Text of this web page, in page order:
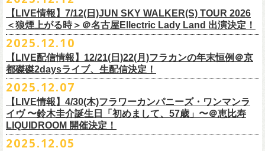
チケット料金：前売¥5,500(税込/ドリンク代別途要/整理番号付)
チケット発売日：2/11(水・祝)
問い合わせ：十三GABU
◎フラカン＆ヨコロコ合同企画「俺たちのザ・ベストテン2026」東京編
【昭和の歌番組を代表する『ザ・ベストテン』のトリビュートLIVE。
数々の昭和歌謡のカヴァーだけの一夜】
日時：5/19(火)開場18:30／開演19:00
会場：東京・荻窪TOP BEAT CLUB
出演：
真城めぐみ(Vo)
ーション岡山
7/5(日)兵庫・神戸クラブ月世界 15:30/16:00 問：清水音泉
7/11(土)岐阜・郡上八幡Club Layla 16:30/17:00 問：クラブレイラ
8/1(土)福岡・門司BRICK HALL 16:30/17:00 問：ブリックホール
8/2(日)福岡・門司BRICK HALL 15:30/16:00 問：ブリックホール
チケット料金：5,500円（税込/整理番号付/ドリンク代別）
※7/4＠倉敷はドリンク代なし、7/19＠東京は全席指定
※高校生以下は当日¥2,000キャッシュバック（
当日年齢を証明できるも
の（学生証、保険証など）のご提示が必要となります）
一般チケット発売日：3月28日(土)
商品詳細：
LIVE Blu-ray+CD『フラカンの日本武道館 Part2 ～超・今が旬～』
内容：Blu-ray+2CD+LIVE PHOTO BOOK(72p） *三方背BOX仕様
価格：¥11,000(税込)
発売日：2026年1月30日
販売場所：フラワーカンパニーズweb shop「ニワトリ堂」
（https://flowercompanyzinc.stores.jp/）、フラワーカンパニーズ ライブ
会場
※完全生産限定盤のため、生産分完売次第販売終了
◎「フラカンの横浜アリーナ -リモートライヴ編- 〜生き続けてる事は最
大のメッセージ！〜」 2020.8.27 横浜アリーナ *無観客配信ライブ
◎「ゾロ目だョ全員集合!〜フラカン33年、野音99年〜」2022.9.23 日比
谷野外大音楽堂
◎ フラワーカンパニーズ「神さまツアー」～年末恒例磔磔2デイズ～ 1
日目 2023.12.13 京都磔磔
◎ フラワーカンパニーズ「神さまツアー」～年末恒例磔磔2デイズ～ 2
日目 2023.12.14 京都磔磔
■U-NEXT問い合わせ：https://help.
◎「WALK INN FES! 2026 IN 桜島」
日付：4月4日(土) ,5日(日) ※日割り発表は後日となります
会場：南栄リース桜島広場(桜島多目的広場野外ステージ)
出演：
ーゲストアーティスト
HEY-SMITH / RHYMESTER / バックドロップシンデレラ / KALMA / 打首
獄門同好会 / 友部正人 / bacho / THE BOYS&GIRLS
/ SOIL&”PIMP”SESSIONS / フラワーカンパニーズ / SIX LOUNGE / THE
FOREVER YOUNG / ENTH / Hump Back / The Birthday (クハラカズユ
キ, ヒライハルキ, フジイケンジ)
3月26日(木)＠KT ZEPP YOKOHAMAで開催される「PON pre WALK
THIS WAY〜12年目でも終わらない青春の歌〜」にフラワーカンパニーズ
の出演が決定しました！
本日よりチケット最速先行受付も開始！
お見逃しなく〜
◎「PON pre WALK THIS WAY〜12年目でも終わらない青春の歌〜」
日時：2026年3月26日(木) 開場17:30 / 開演18:30
会場：KT ZEPP YOKOHAMA
2026年4月18日(土)岩手県二戸市九戸城跡で開催される、結成10周年を迎
えるSaToMansion主催のイベント【南部事変 2026】にフラワーカンパニ
ーズの出演が決定しました！
◎SaToMansion 10th anniversary festival【南部事変 2026】
どうぞお見逃しなく！
◎「フラカンと行くザ50回転ズの故郷巡りツアー！」
日時：2026年4月9日(木) 18:30 OPEN / 19:00 START
会場：大阪・堺ファンダンゴ
出演：フラワーカンパニーズ、ザ50回転ズ
チケット料金：前売り 5,000円(ドリンク代別途)
※整理番号あり
※小学生以上有料、未就学児童入場不可
チケット発売：2026年1月31日(土)午前10時～
イープラス https://eplus.jp/sf/detail/
フラワーカンパニーズが不定期で行なっている２マンライブ企画「シリ
ーズ・人間の爆発」、SCOOBIE Dを迎え、2026年5月に奈良と岐阜での
開催が決定！
2025年もお互いに充実のライブを展開してきた両者によるガチンコ対バ
ン、熱すぎるステージになること必至！
一般チケット発売は3月8日。
どうぞお見逃しなく！
◎フラワーカンパニーズpresents『シリーズ・
日時：5月30日(土) 開場 16:30 / 開演 17:00
ぜひチェックしてください！
『Maximum Top Beat!!』
3rd Anniversary of Top Beat Club
うつみようこ＆Yokoloco Band “ワンマン！”
【公演日】2026/2/5 (木)
【会場】荻窪 TOP BEAT CLUB
【開場/開演】19:00 / 19:30
【出演】うつみようこ＆Yokoloco Band
【前売】5,000円 (+1D）
【当日】5,500円 (+1D）
【発売場所】イープラス／Peatix
【一般発売日】12/13 10:00〜
【イープラス URL】
【LIVE情報】7/12(日)JUN SKY WALKER(S) TOUR 2026
＜狼煙上がる時＞＠名古屋Ellectric Lady Land 出演決定！
2025.12.10
【LIVE配信情報】12/21(日)22(月)フラカンの年末恒例＠京
都磔磔2daysライブ、生配信決定！
2025.12.07
【LIVE情報】4/30(木)フラワーカンパニーズ・ワンマンラ
イヴ 〜鈴木圭介誕生日「初めまして、57歳」〜＠恵比寿
LIQUIDROOM 開催決定！
2025.12.05